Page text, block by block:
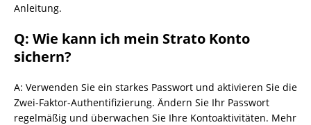
Anleitung.
Q: Wie kann ich mein Strato Konto
sichern?
A: Verwenden Sie ein starkes Passwort und aktivieren Sie die
Zwei-Faktor-Authentifizierung. Ändern Sie Ihr Passwort
regelmäßig und überwachen Sie Ihre Kontoaktivitäten. Mehr